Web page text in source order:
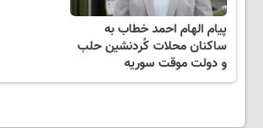
پیام الهام احمد خطاب به
ساکنان محلات کُردنشین حلب
و دولت موقت سوریه